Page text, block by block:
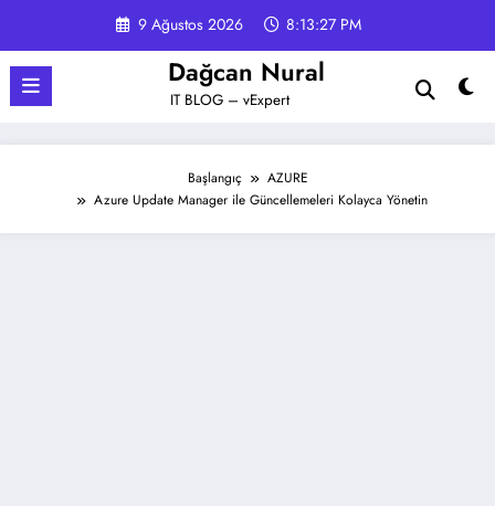
9 Ağustos 2026 8:13:28 PM
Dağcan Nural
IT BLOG – vExpert
Başlangıç
AZURE
Azure Update Manager ile Güncellemeleri Kolayca Yönetin